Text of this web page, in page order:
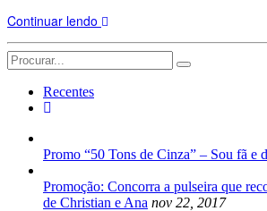
Continuar lendo
Search
for:
Recentes
Promo “50 Tons de Cinza” – Sou fã e
Promoção: Concorra a pulseira que
de Christian e Ana nov 22, 2017